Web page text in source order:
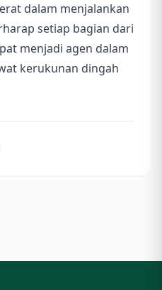
dalam menjalankan
setiap bagian dari
menjadi agen dalam
kerukunan dingah